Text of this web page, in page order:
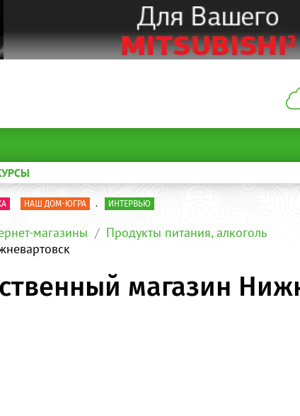
НАШ ДОМ-ЮГРА . ИНТЕРВЬЮ
магазины
Продукты питания, алкоголь
магазин